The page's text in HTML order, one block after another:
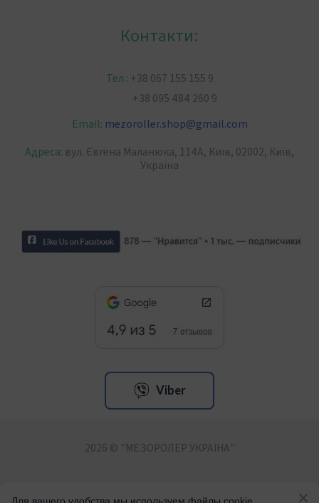
Контакти:
Тел.: +38 067 155 155 9
+38 095 484 260 9
Email: mezoroller.shop@gmail.com
Адреса: вул. Євгена Маланюка, 114А, Київ, 02002, Київ,
Україна
Viber
2026 © "МЕЗОРОЛЕР УКРАЇНА"
БАДи, ноотропи. Догляд за обличчям та тілом.